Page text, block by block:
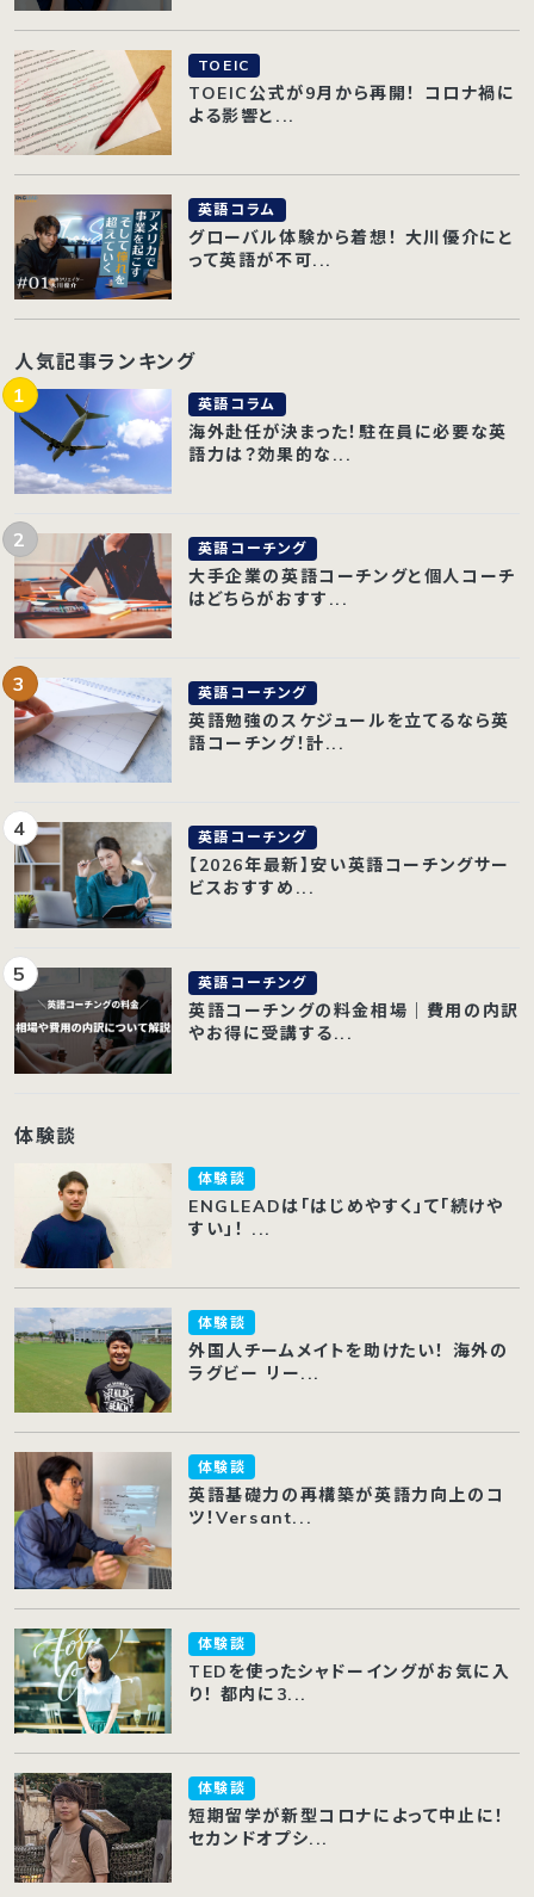
TOEIC
TOEIC公式が9月から再開！ コロナ禍に
よる影響と...
英語コラム
グローバル体験から着想！ 大川優介にと
って英語が不可...
人気記事ランキング
英語コラム
海外赴任が決まった！駐在員に必要な英
語力は？効果的な...
英語コーチング
大手企業の英語コーチングと個人コーチ
はどちらがおすす...
英語コーチング
英語勉強のスケジュールを立てるなら英
語コーチング！計...
英語コーチング
【2026年最新】安い英語コーチングサー
ビスおすすめ...
英語コーチング
英語コーチングの料金相場｜費用の内訳
やお得に受講する...
体験談
体験談
ENGLEADは「はじめやすく」て「続けや
すい」！ ...
体験談
外国人チームメイトを助けたい！ 海外の
ラグビー リー...
体験談
英語基礎力の再構築が英語力向上のコ
ツ！Versant...
体験談
TEDを使ったシャドーイングがお気に入
り！ 都内に3...
体験談
短期留学が新型コロナによって中止に！
セカンドオプシ...